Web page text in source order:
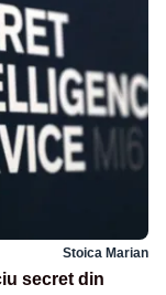
Stoica Marian
secret din